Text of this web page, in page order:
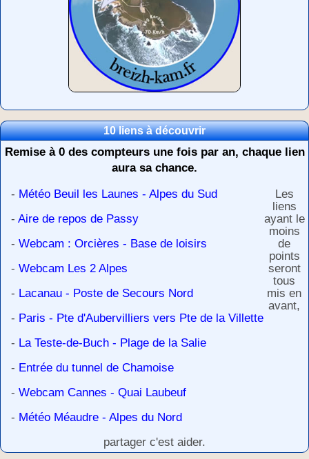
10 liens à découvrir
Remise à 0 des compteurs une fois par an, chaque lien
aura sa chance.
- Météo Beuil les Launes - Alpes du Sud
- Aire de repos de Passy
- Webcam : Orcières - Base de loisirs
- Webcam Les 2 Alpes
- Lacanau - Poste de Secours Nord
- Paris - Pte d'Aubervilliers vers Pte de la Villette
- La Teste-de-Buch - Plage de la Salie
- Entrée du tunnel de Chamoise
- Webcam Cannes - Quai Laubeuf
- Météo Méaudre - Alpes du Nord
Les
liens
ayant le
moins
de
points
seront
tous
mis en
avant,
partager c'est aider.